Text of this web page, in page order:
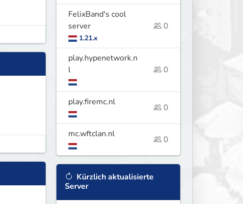
FelixBand's cool
server
1.21.x
0
play.hypenetwork.n
l
0
play.firemc.nl
0
mc.wftclan.nl
0
Kürzlich aktualisierte
Server